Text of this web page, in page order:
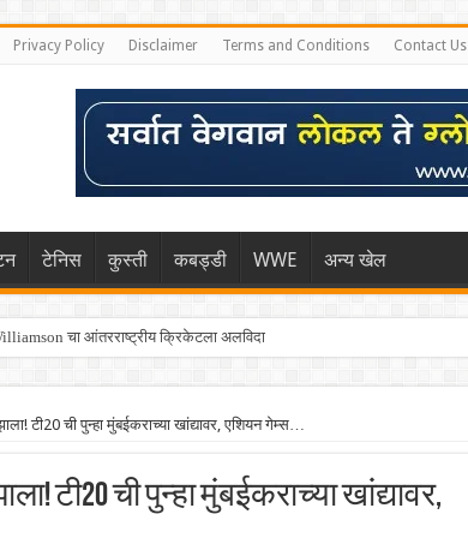
Privacy Policy Disclaimer Terms and Conditions Contact Us
टेनिस कुस्ती कबड्डी WWE अन्य खेल
चा आंतरराष्ट्रीय क्रिकेटला अलविदा
टी20 ची पुन्हा मुंबईकराच्या खांद्यावर, एशियन गेम्स…
टी20 ची पुन्हा मुंबईकराच्या खांद्यावर,